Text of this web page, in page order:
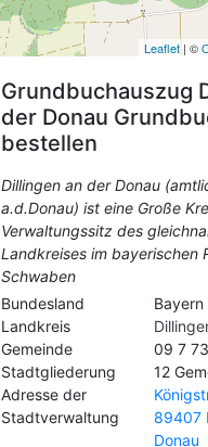
Leaflet| ©
Grundbuchauszug
der Donau
bestellen
Dillingen an der Donau
a.d.Donau) ist eine Große
Verwaltungssitz des
Landkreises im bayerischen
Schwaben
Bundesland
Bayern
Landkreis
Gemeinde
09 7
Stadtgliederung
12
Adresse der
Stadtverwaltung
89407
Donau